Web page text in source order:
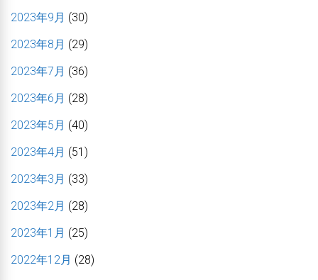
2023年9月 (30)
2023年8月 (29)
2023年7月 (36)
2023年6月 (28)
2023年5月 (40)
2023年4月 (51)
2023年3月 (33)
2023年2月 (28)
2023年1月 (25)
2022年12月 (28)